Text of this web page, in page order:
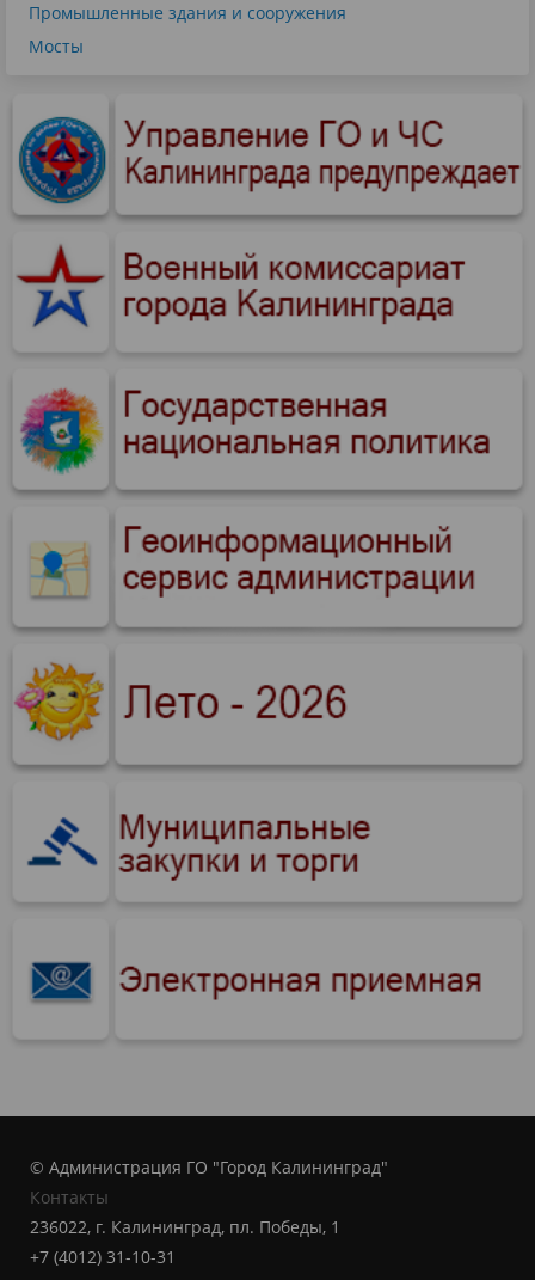
Промышленные здания и сооружения
Мосты
© Администрация ГО "Город Калининград"
Контакты
236022, г. Калининград, пл. Победы, 1
+7 (4012) 31-10-31